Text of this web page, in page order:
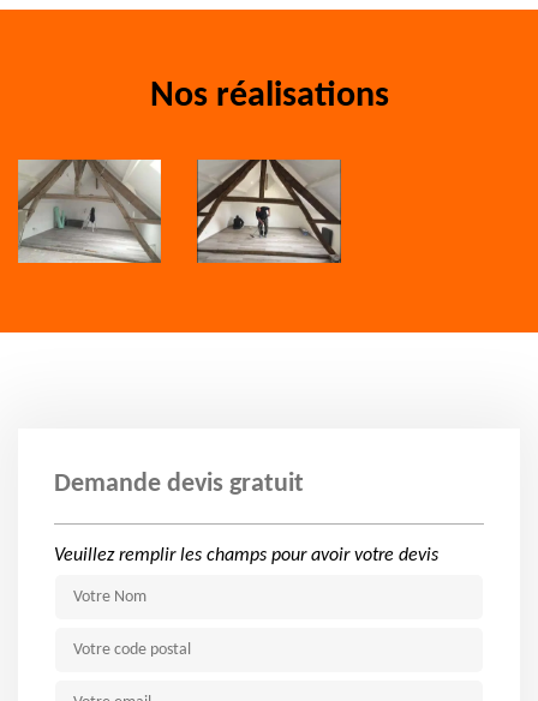
Nos réalisations
Demande devis gratuit
Veuillez remplir les champs pour avoir votre devis